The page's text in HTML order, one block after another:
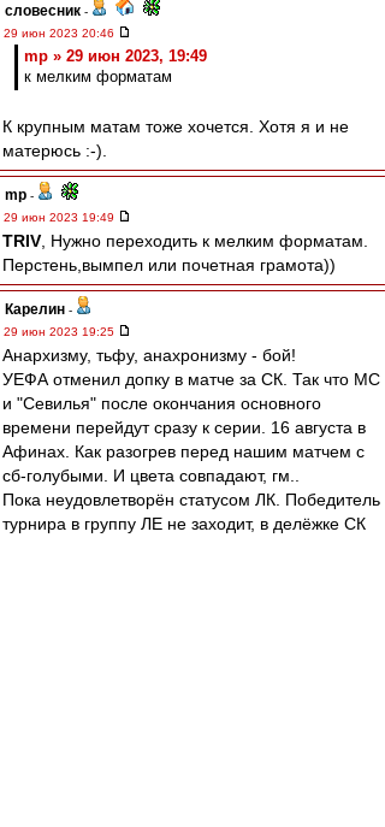
словесник -
29 июн 2023 20:46
mp » 29 июн 2023, 19:49
к мелким форматам
К крупным матам тоже хочется. Хотя я и не
матерюсь :-).
mp -
29 июн 2023 19:49
TRIV , Нужно переходить к мелким форматам.
Перстень,вымпел или почетная грамота))
Карелин -
29 июн 2023 19:25
Анархизму, тьфу, анахронизму - бой!
УЕФА отменил допку в матче за СК. Так что МС
и "Севилья" после окончания основного
времени перейдут сразу к серии. 16 августа в
Афинах. Как разогрев перед нашим матчем с
сб-голубыми. И цвета совпадают, гм..
Пока неудовлетворён статусом ЛК. Победитель
турнира в группу ЛЕ не заходит, в делёжке СК